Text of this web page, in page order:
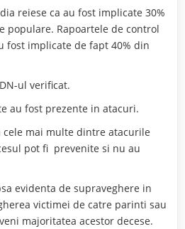
reiese ca au fost implicate 30%
populare. Rapoartele de control
fost implicate de fapt 40% din
ul verificat.
au fost prezente in atacuri.
cele mai multe dintre atacurile
pot fi prevenite si nu au
evidenta de supraveghere in
victimei de catre parinti sau
majoritatea acestor decese.